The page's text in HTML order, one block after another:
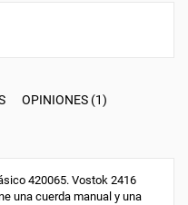
OPINIONES (1)
420065. Vostok 2416
una cuerda manual y una